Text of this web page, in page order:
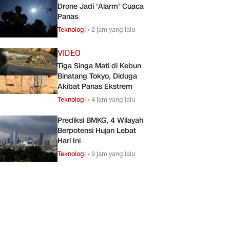
Drone Jadi 'Alarm' Cuaca
Panas
Teknologi •2 jam yang lalu
VIDEO
Tiga Singa Mati di Kebun
Binatang Tokyo, Diduga
Akibat Panas Ekstrem
Teknologi •4 jam yang lalu
Prediksi BMKG, 4 Wilayah
Berpotensi Hujan Lebat
Hari Ini
Teknologi •9 jam yang lalu